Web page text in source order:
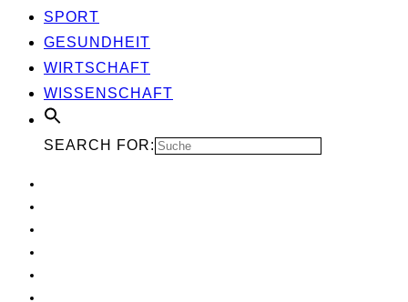
SPORT
GESUND­HEIT
WIRT­SCHAFT
WIS­SEN­SCHAFT
SEARCH FOR: